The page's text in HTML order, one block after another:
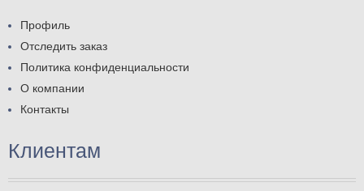
Профиль
Отследить заказ
Политика конфиденциальности
О компании
Контакты
Клиентам